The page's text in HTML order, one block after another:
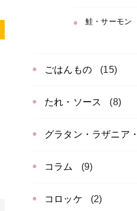
鮭・サーモン
ごはんもの (15)
たれ・ソース (8)
グラタン・ラザニア
コラム (9)
コロッケ (2)